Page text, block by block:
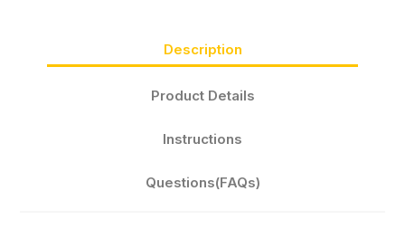
Description
Product Details
Instructions
Questions(FAQs)